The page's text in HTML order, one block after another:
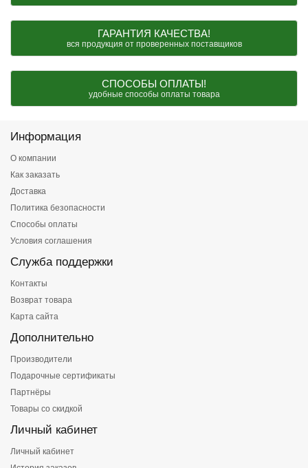
ГАРАНТИЯ КАЧЕСТВА!
вся продукция от проверенных поставщиков
СПОСОБЫ ОПЛАТЫ!
удобные способы оплаты товара
Информация
О компании
Как заказать
Доставка
Политика безопасности
Способы оплаты
Условия соглашения
Служба поддержки
Контакты
Возврат товара
Карта сайта
Дополнительно
Производители
Подарочные сертификаты
Партнёры
Товары со скидкой
Личный кабинет
Личный кабинет